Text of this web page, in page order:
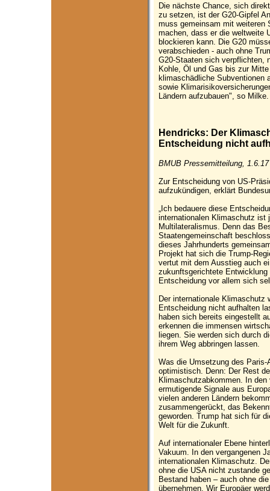
Die nächste Chance, sich
zu setzen, ist der G20-Gipfel
muss gemeinsam mit weiteren
machen, dass er die weltweite
blockieren kann. Die G20
verabschieden - auch ohne
G20-Staaten sich verpflichten,
Kohle, Öl und Gas bis zur
klimaschädliche Subventionen
sowie
Ländern aufzubauen", so Milke.
Hendricks: Der
Entscheidung nicht
BMUB Pressemitteilung, 1.6.17
Zur Entscheidung von US-
aufzukündigen, erklärt
„Ich bedauere diese
internationalen Klimaschutz ist
Multilateralismus. Denn das
Staatengemeinschaft
dieses Jahrhunderts
Projekt hat sich die Trump-
vertut mit dem Ausstieg auch
zukunftsgerichtete
Entscheidung vor allem sich
Der internationale Klimaschutz
Entscheidung nicht aufhalten
haben sich bereits eingestellt
erkennen die immensen
liegen. Sie werden sich durch
ihrem Weg abbringen lassen.
Was die Umsetzung des
optimistisch. Denn: Der Rest
Klimaschutzabkommen. In
ermutigende Signale aus
vielen anderen Ländern
zusammengerückt, das
geworden. Trump hat sich für
Welt für die Zukunft.
Auf internationaler Ebene
Vakuum. In den vergangenen
internationalen Klimaschutz.
ohne die USA nicht zustande
Bestand haben – auch ohne
übernehmen. Wir Europäer